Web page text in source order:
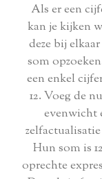
Als er een
kan je kijken
deze bij
som
een enkel
12. Voeg de
evenwicht
Hun som is
oprechte